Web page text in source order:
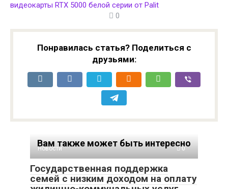
видеокарты RTX 5000 белой серии от Palit
0
Понравилась статья? Поделиться с
друзьями:
Вам также может быть интересно
Новости 0
Государственная поддержка
семей с низким доходом на оплату